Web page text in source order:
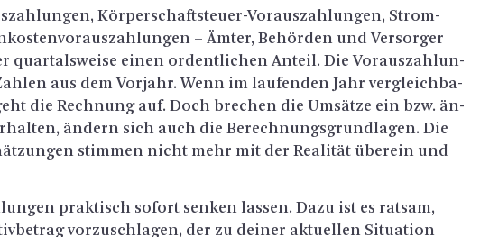
Kör­per­schaft­steu­er-Vor­aus­zah­lun­gen, Strom-
– Ämter, Be­hör­den und Ver­sor­ger
quar­tals­wei­se einen or­dent­li­chen An­teil. Die Vor­aus­zah­lun­
aus dem Vor­jahr. Wenn im lau­fen­den Jahr ver­gleich­ba­
die Rech­nung auf. Doch bre­chen die Um­sät­ze ein bzw. än­
än­dern sich auch die Be­rech­nungs­grund­la­gen. Die
stim­men nicht mehr mit der Rea­li­tät über­ein und
prak­tisch so­fort sen­ken las­sen. Dazu ist es rat­sam,
vor­zu­schla­gen, der zu dei­ner ak­tu­el­len Si­tua­ti­on